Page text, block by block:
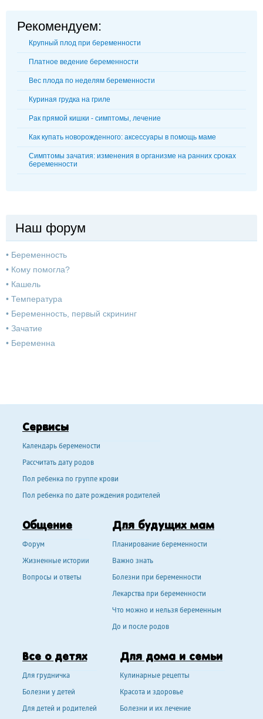
Рекомендуем:
Крупный плод при беременности
Платное ведение беременности
Вес плода по неделям беременности
Куриная грудка на гриле
Рак прямой кишки - симптомы, лечение
Как купать новорожденного: аксессуары в помощь маме
Симптомы зачатия: изменения в организме на ранних сроках
беременности
Наш форум
• Беременность
• Кому помогла?
• Кашель
• Температура
• Беременность, первый скрининг
• Зачатие
• Беременна
Сервисы
Календарь беремености
Рассчитать дату родов
Пол ребенка по группе крови
Пол ребенка по дате рождения родителей
Общение
Форум
Жизненные истории
Вопросы и ответы
Для будущих мам
Планирование беременности
Важно знать
Болезни при беременности
Лекарства при беременности
Что можно и нельзя беременным
До и после родов
Все о детях
Для грудничка
Болезни у детей
Для детей и родителей
Для дома и семьи
Кулинарные рецепты
Красота и здоровье
Болезни и их лечение